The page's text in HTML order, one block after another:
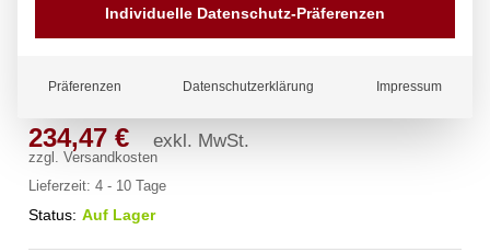
Transportwagen für Tische, HENDI,
1800x850x(H)990mm
Marke:Hendi
234,47€ exkl. MwSt.
zzgl.Versandkosten
Lieferzeit:4 - 10 Tage
Status: Auf Lager
Individuelle Datenschutz-Präferenzen
Präferenzen Datenschutzerklärung Impressum